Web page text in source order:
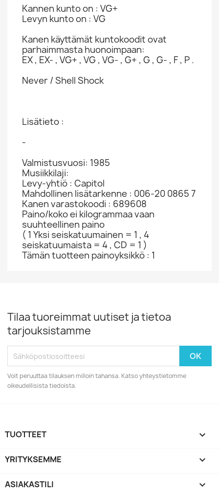
Kannen kunto on : VG+
Levyn kunto on : VG
Kanen käyttämät kuntokoodit ovat
parhaimmasta huonoimpaan:
EX , EX- , VG+ , VG , VG- , G+ , G , G- , F , P .
Never / Shell Shock
Lisätieto :
-
Valmistusvuosi: 1985
Musiikkilaji:
Levy-yhtiö : Capitol
Mahdollinen lisätarkenne : 006-20 0865 7
Kanen varastokoodi : 689608
Paino/koko ei kilogrammaa vaan
suuhteellinen paino
( 1 Yksi seiskatuumainen = 1 , 4
seiskatuumaista = 4 , CD = 1 )
Tämän tuotteen painoyksikkö : 1
Tilaa tuoreimmat uutiset ja tietoa
tarjouksistamme
Voit peruuttaa tilauksen milloin tahansa. Katso yhteystietomme
oikeudellisista tiedoista.
TUOTTEET 
YRITYKSEMME 
ASIAKASTILI 